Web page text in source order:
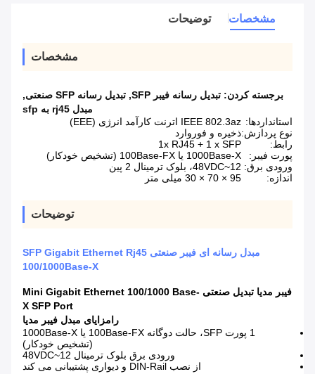
مشخصات توضیحات
مشخصات
برجسته کردن: تبدیل رسانه فیبر SFP , تبدیل رسانه SFP صنعتی
,
مبدل rj45 به sfp
استانداردها: IEEE 802.3az اترنت کارآمد انرژی (EEE)
نوع پردازش:ذخیره و فوروارد
رابط:
1x RJ45 + 1 x SFP
پورت فیبر:
1000Base-X یا 100Base-FX (تشخیص خودکار)
ورودی برق: 12~48VDC، بلوک ترمینال 2 پین
اندازه:
95 × 70 × 30 میلی متر
توضیحات
مبدل رسانه ای فیبر صنعتی SFP Gigabit Ethernet Rj45
100/1000Base-X
فیبر مدیا تبدیل صنعتی Mini Gigabit Ethernet 100/1000 Base-
X SFP Port
را مزایای مبدل فیبر مدیا
1 پورت SFP، حالت دوگانه 100Base-FX یا 1000Base-X
(تشخیص خودکار)
ورودی برق بلوک ترمینال 12~48VDC
از نصب DIN-Rail و دیواری پشتیبانی می کند